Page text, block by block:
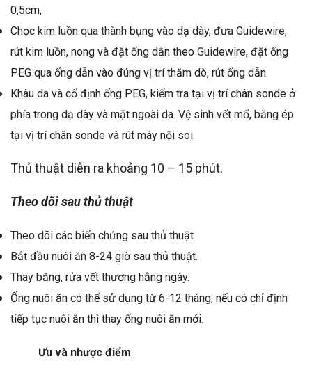
0,5cm,
Chọc kim luồn qua thành bụng vào dạ dày, đưa Guidewire,
rút kim luồn, nong và đặt ống dẫn theo Guidewire, đặt ống
PEG qua ống dẫn vào đúng vị trí thăm dò, rút ống dẫn.
Khâu da và cố định ống PEG, kiểm tra tại vị trí chân sonde ở
phía trong dạ dày và mặt ngoài da. Vệ sinh vết mổ, băng ép
tại vị trí chân sonde và rút máy nội soi.
Thủ thuật diễn ra khoảng 10 – 15 phút.
Theo dõi sau thủ thuật
Theo dõi các biến chứng sau thủ thuật
Bắt đầu nuôi ăn 8-24 giờ sau thủ thuật.
Thay băng, rửa vết thương hằng ngày.
Ống nuôi ăn có thể sử dụng từ 6-12 tháng, nếu có chỉ định
tiếp tục nuôi ăn thì thay ống nuôi ăn mới.
Ưu và nhược điểm